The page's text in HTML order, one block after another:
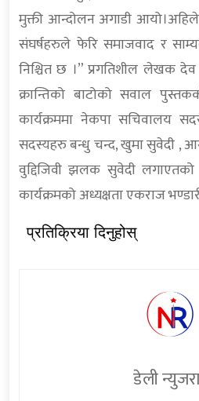
मुक्ती आन्दोलन अगाडी
संघर्षहरुले फेरि समाजवाद र
निश्चित छ ।” प्रगतिशील लेखक देव
क्रान्तिको बाटोको सवाल
कार्यक्रममा नेकपा सचिवालय
सदस्यहरु बन्धु चन्द, खुमा सुवेदी ,
वुद्दिजिवी झलक सुवेदी
कार्यक्रमको अध्यक्षता एकराज
प्रतिक्रिया दिनुहोस्
डेली